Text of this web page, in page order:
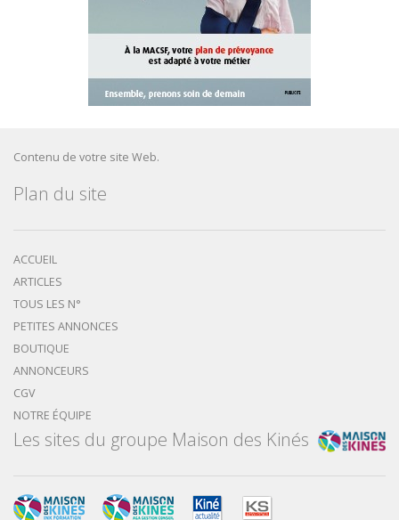
Contenu de votre site Web.
Plan du site
ACCUEIL
ARTICLES
TOUS LES N°
PETITES ANNONCES
BOUTIQUE
ANNONCEURS
CGV
NOTRE ÉQUIPE
Les sites du groupe Maison des Kinés